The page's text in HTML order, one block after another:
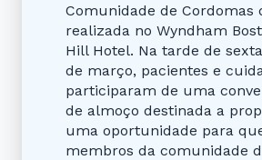
Comunidade de Cordomas
realizada no Wyndham
Hill Hotel. Na tarde de
de março, pacientes e
participaram de uma
de almoço destinada a
uma oportunidade para
membros da comunidade